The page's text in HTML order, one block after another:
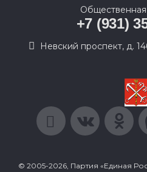
+7 (931)
Невский проспект, д.
© 2005-2026, Партия «Единая